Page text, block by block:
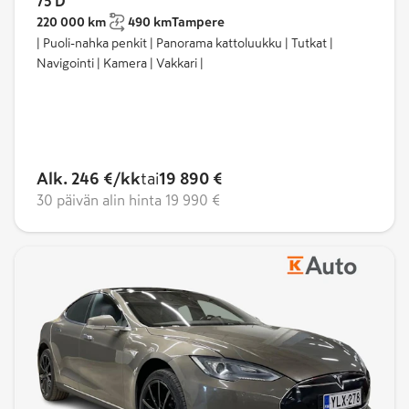
Model S 60D
Akkukapasiteetti 75kWh
Toimintasäde eli range 480 km
Teho sama kuin 60 ja 60D
Model S 75D
220 000 km 490 kmTampere
| Puoli-nahka penkit | Panorama kattoluukku | Tutkat |
Navigointi | Kamera | Vakkari |
Alk. 246 €/kktai19 890 €
30 päivän alin hinta 19 990 €